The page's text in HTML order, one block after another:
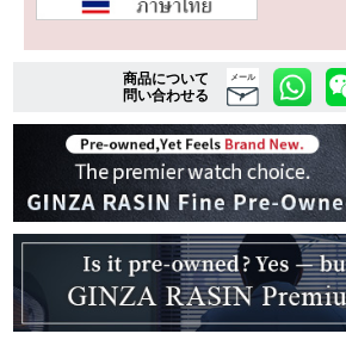
複数条件で商品を絞
詳細検索はこちら
ご利用ガイド
GINZA RASINのプレミアムクオリティ
商品について
問い合わせる
メール